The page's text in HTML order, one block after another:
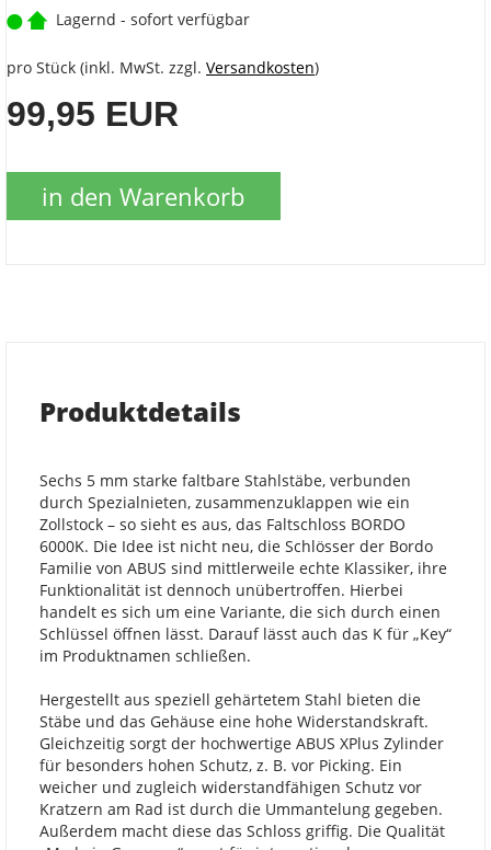
Lagernd - sofort verfügbar
pro Stück (inkl. MwSt. zzgl. Versandkosten)
99,95 EUR
in den Warenkorb
Produktdetails
Sechs 5 mm starke faltbare Stahlstäbe, verbunden
durch Spezialnieten, zusammenzuklappen wie ein
Zollstock – so sieht es aus, das Faltschloss BORDO
6000K. Die Idee ist nicht neu, die Schlösser der Bordo
Familie von ABUS sind mittlerweile echte Klassiker, ihre
Funktionalität ist dennoch unübertroffen. Hierbei
handelt es sich um eine Variante, die sich durch einen
Schlüssel öffnen lässt. Darauf lässt auch das K für „Key“
im Produktnamen schließen.
Hergestellt aus speziell gehärtetem Stahl bieten die
Stäbe und das Gehäuse eine hohe Widerstandskraft.
Gleichzeitig sorgt der hochwertige ABUS XPlus Zylinder
für besonders hohen Schutz, z. B. vor Picking. Ein
weicher und zugleich widerstandfähigen Schutz vor
Kratzern am Rad ist durch die Ummantelung gegeben.
Außerdem macht diese das Schloss griffig. Die Qualität